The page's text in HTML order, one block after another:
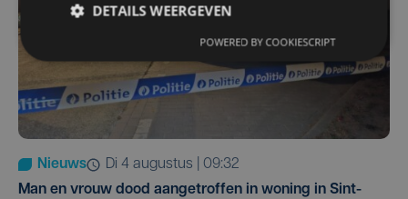
Nieuws
di 4 augustus | 09:32
Man en vrouw dood aangetroffen in woning in Sint-
DETAILS WEERGEVEN
POWERED BY COOKIESCRIPT